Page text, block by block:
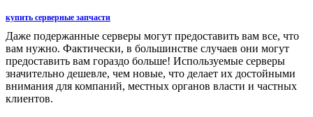
купить серверные запчасти
Даже подержанные серверы могут предоставить вам все, что
вам нужно. Фактически, в большинстве случаев они могут
предоставить вам гораздо больше! Используемые серверы
значительно дешевле, чем новые, что делает их достойными
внимания для компаний, местных органов власти и частных
клиентов.